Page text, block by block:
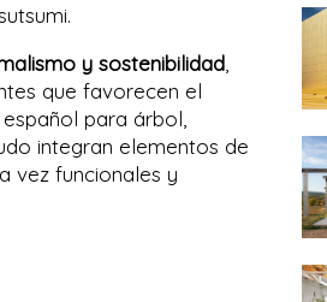
y sostenibilidad
que favorecen el
para árbol,
integran elementos de
vez funcionales y